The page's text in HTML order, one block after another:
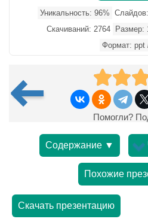
Уникальность: 96%
Скачиваний: 2764
Размер:
Формат: ppt
Помогли?
Содержание ▼
Похожие
Скачать презентацию